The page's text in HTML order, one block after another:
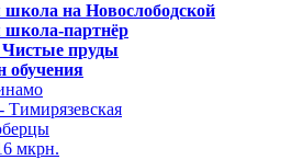
на Новослободской
школа-партнёр
пруды
обучения
Тимирязевская
мкрн.